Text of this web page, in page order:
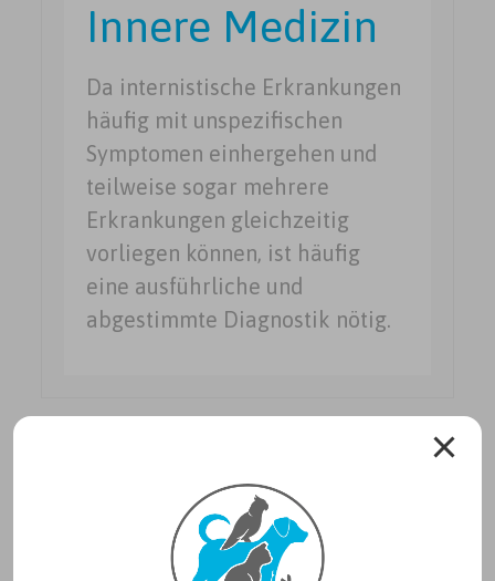
Innere Medizin
Da internistische Erkrankungen
häufig mit unspezifischen
Symptomen einhergehen und
teilweise sogar mehrere
Erkrankungen gleichzeitig
vorliegen können, ist häufig
eine ausführliche und
abgestimmte Diagnostik nötig.